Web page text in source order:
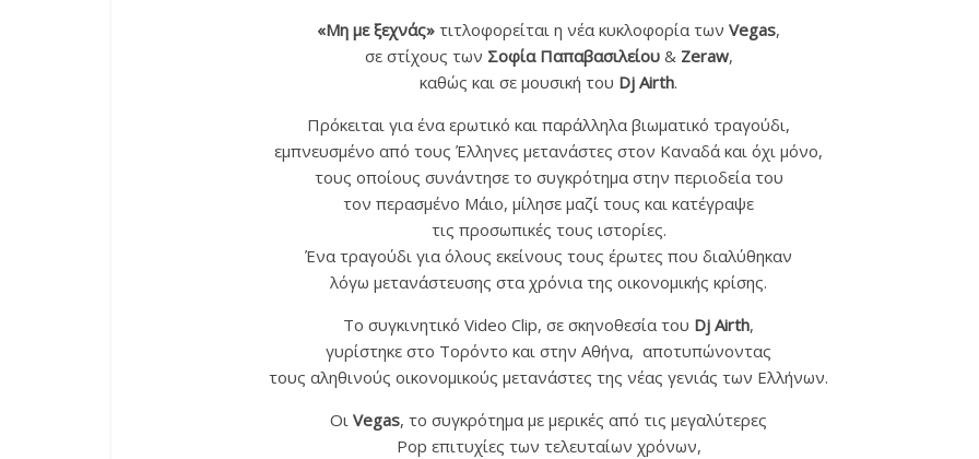
«Μη με ξεχνάς» τιτλοφορείται η νέα κυκλοφορία των Vegas,
σε στίχους των Σοφία Παπαβασιλείου& Zeraw,
καθώς και σε μουσική του Dj Airth.
Πρόκειται για ένα ερωτικό και παράλληλα βιωματικό τραγούδι,
εμπνευσμένο από τους Έλληνες μετανάστες στον Καναδά και όχι μόνο,
τους οποίους συνάντησε το συγκρότημα στην περιοδεία του
τον περασμένο Μάιο, μίλησε μαζί τους και κατέγραψε
τις προσωπικές τους ιστορίες.
Ένα τραγούδι για όλους εκείνους τους έρωτες που διαλύθηκαν
λόγω μετανάστευσης στα χρόνια της οικονομικής κρίσης.
Το συγκινητικό Video Clip, σε σκηνοθεσία του Dj Airth,
γυρίστηκε στο Τορόντο και στην Αθήνα, αποτυπώνοντας
τους αληθινούς οικονομικούς μετανάστες της νέας γενιάς των Ελλήνων.
Οι Vegas, το συγκρότημα με μερικές από τις μεγαλύτερες
Pop επιτυχίες των τελευταίων χρόνων,